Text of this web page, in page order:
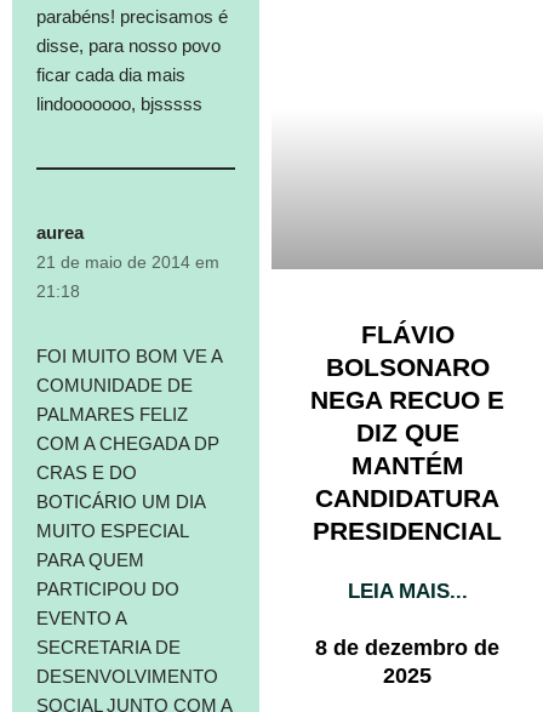
parabéns! precisamos é
disse, para nosso povo
ficar cada dia mais
lindooooooo, bjsssss
aurea
21 de maio de 2014 em
21:18
FOI MUITO BOM VE A
COMUNIDADE DE
PALMARES FELIZ
COM A CHEGADA DP
CRAS E DO
BOTICÁRIO UM DIA
MUITO ESPECIAL
PARA QUEM
PARTICIPOU DO
EVENTO A
SECRETARIA DE
DESENVOLVIMENTO
SOCIAL JUNTO COM A
FLÁVIO
BOLSONARO
NEGA RECUO E
DIZ QUE
MANTÉM
CANDIDATURA
PRESIDENCIAL
LEIA MAIS...
8 de dezembro de
2025